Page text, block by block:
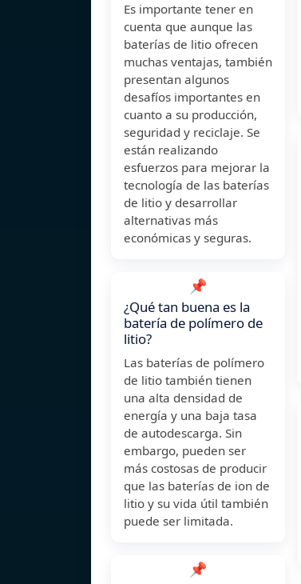
Es importante tener en
cuenta que aunque las
baterías de litio ofrecen
muchas ventajas, también
presentan algunos
desafíos importantes en
cuanto a su producción,
seguridad y reciclaje. Se
están realizando
esfuerzos para mejorar la
tecnología de las baterías
de litio y desarrollar
alternativas más
económicas y seguras.
📌
¿Qué tan buena es la
batería de polímero de
litio?
Las baterías de polímero
de litio también tienen
una alta densidad de
energía y una baja tasa
de autodescarga. Sin
embargo, pueden ser
más costosas de producir
que las baterías de ion de
litio y su vida útil también
puede ser limitada.
📌